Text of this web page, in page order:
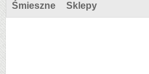
Śmieszne Sklepy